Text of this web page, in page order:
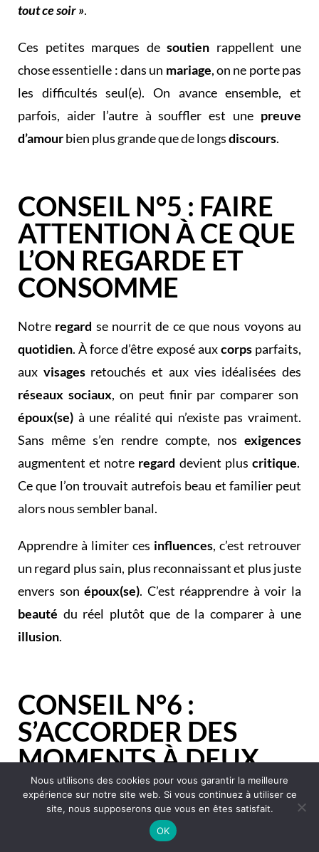
tout ce soir ».
Ces petites marques de soutien rappellent une
chose essentielle : dans un mariage, on ne porte pas
les difficultés seul(e). On avance ensemble, et
parfois, aider l’autre à souffler est une preuve
d’amourbien plus grande que de longsdiscours.
CONSEIL N°5 : FAIRE
ATTENTION À CE QUE
L’ON REGARDE ET
CONSOMME
Notre regard se nourrit de ce que nous voyons au
quotidien. À force d’être exposé auxcorpsparfaits,
aux visagesretouchés et aux vies idéalisées des
réseaux sociaux, on peut finir par comparer son
époux(se) à une réalité qui n’existe pas vraiment.
Sans même s’en rendre compte, nos exigences
augmentent et notre regard devient plus critique.
Ce que l’on trouvait autrefois beau et familier peut
alors nous sembler banal.
Apprendre à limiter ces influences, c’est retrouver
un regard plus sain, plus reconnaissant et plus juste
envers son époux(se). C’est réapprendre à voir la
beauté du réel plutôt que de la comparer à une
illusion.
CONSEIL N°6 :
S’ACCORDER DES
MOMENTS À DEUX
Laperte d’attirancepour sonépoux(se)ne vient
manque d’amour
s’installer doucement quand on ne prend plus
Nous utilisons des cookies pour vous garantir la meilleure
expérience sur notre site web. Si vous continuez à utiliser ce
site, nous supposerons que vous en êtes satisfait.
OK